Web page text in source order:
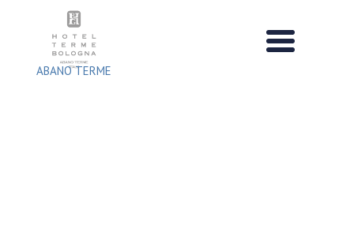
contenuto
ABANO TERME